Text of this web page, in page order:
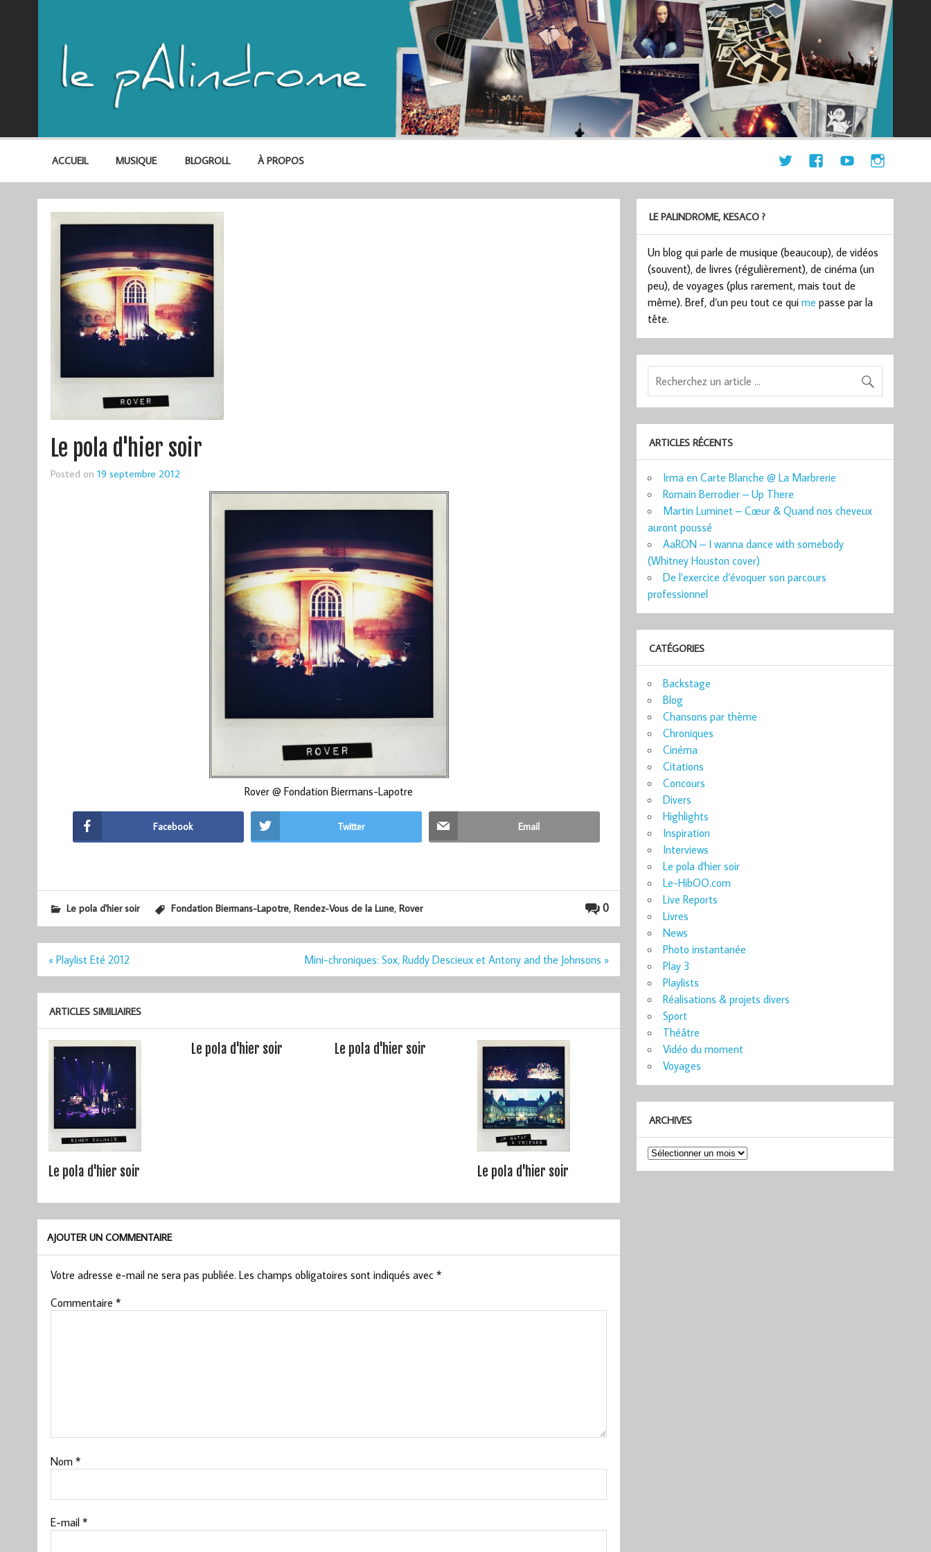
ACCUEIL MUSIQUE BLOGROLL À PROPOS
Le pola d'hier soir
Posted on 19 septembre 2012
Rover @ Fondation Biermans-Lapotre
Facebook Twitter Email
0
Le pola d'hier soir Fondation Biermans-Lapotre, Rendez-Vous de la Lune, Rover
Navigation
« Playlist Eté 2012 Mini-chroniques: Sox, Ruddy Descieux et Antony and the Johnsons »
ARTICLES SIMILIAIRES
Le pola d'hier soir
Le pola d'hier soir Le pola d'hier soir
Le pola d'hier soir
AJOUTER UN COMMENTAIRE
Votre adresse e-mail ne sera pas publiée. Les champs obligatoires sont indiqués avec *
Commentaire *
Nom *
E-mail *
LE PALINDROME, KESACO ?
Un blog qui parle de musique (beaucoup), de vidéos
(souvent), de livres (régulièrement), de cinéma (un
peu), de voyages (plus rarement, mais tout de
même). Bref, d’un peu tout ce quime passe par la
tête.
ARTICLES RÉCENTS
Irma en Carte Blanche @ La Marbrerie
Romain Berrodier – Up There
Martin Luminet – Cœur & Quand nos cheveux
auront poussé
AaRON – I wanna dance with somebody
(Whitney Houston cover)
De l’exercice d’évoquer son parcours
professionnel
CATÉGORIES
Backstage
Blog
Chansons par thème
Chroniques
Cinéma
Citations
Concours
Divers
Highlights
Inspiration
Interviews
Le pola d'hier soir
Le-HibOO.com
Live Reports
Livres
News
Photo instantanée
Play 3
Playlists
Réalisations & projets divers
Sport
Théâtre
Vidéo du moment
Voyages
ARCHIVES
Archives